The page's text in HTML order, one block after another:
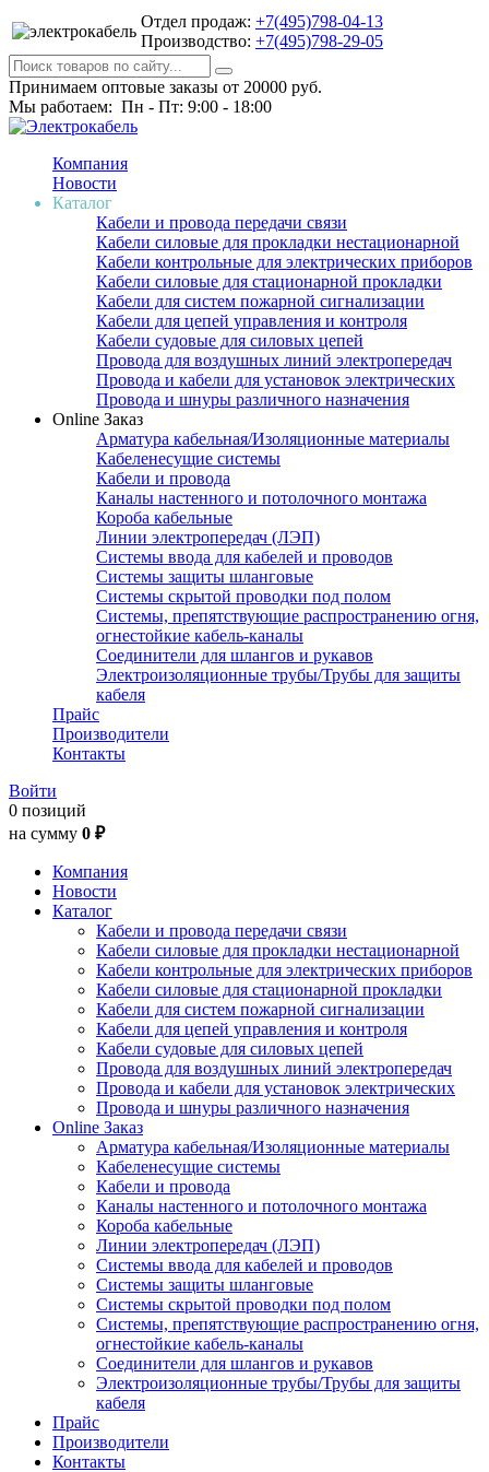
Отдел продаж: +7(495)798-04-13
Производство: +7(495)798-29-05
Принимаем оптовые заказы от 20000 руб.
Мы работаем: Пн - Пт: 9:00 - 18:00
Компания
Новости
Каталог
Кабели и провода передачи связи
Кабели силовые для прокладки нестационарной
Кабели контрольные для электрических приборов
Кабели силовые для стационарной прокладки
Кабели для систем пожарной сигнализации
Кабели для цепей управления и контроля
Кабели судовые для силовых цепей
Провода для воздушных линий электропередач
Провода и кабели для установок электрических
Провода и шнуры различного назначения
Online Заказ
Арматура кабельная/Изоляционные материалы
Кабеленесущие системы
Кабели и провода
Каналы настенного и потолочного монтажа
Короба кабельные
Линии электропередач (ЛЭП)
Системы ввода для кабелей и проводов
Системы защиты шланговые
Системы скрытой проводки под полом
Системы, препятствующие распространению огня,
огнестойкие кабель-каналы
Соединители для шлангов и рукавов
Электроизоляционные трубы/Трубы для защиты
кабеля
Прайс
Производители
Контакты
Войти
0 позиций
на сумму 0 ₽
Компания
Новости
Каталог
Кабели и провода передачи связи
Кабели силовые для прокладки нестационарной
Кабели контрольные для электрических приборов
Кабели силовые для стационарной прокладки
Кабели для систем пожарной сигнализации
Кабели для цепей управления и контроля
Кабели судовые для силовых цепей
Провода для воздушных линий электропередач
Провода и кабели для установок электрических
Провода и шнуры различного назначения
Online Заказ
Арматура кабельная/Изоляционные материалы
Кабеленесущие системы
Кабели и провода
Каналы настенного и потолочного монтажа
Короба кабельные
Линии электропередач (ЛЭП)
Системы ввода для кабелей и проводов
Системы защиты шланговые
Системы скрытой проводки под полом
Системы, препятствующие распространению огня,
огнестойкие кабель-каналы
Соединители для шлангов и рукавов
Электроизоляционные трубы/Трубы для защиты
кабеля
Прайс
Производители
Контакты